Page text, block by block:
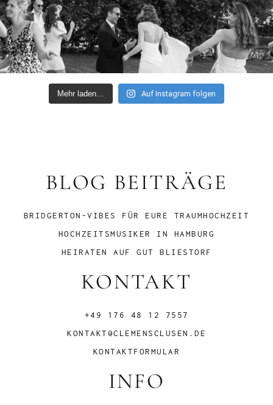
Mehr laden… Auf Instagram folgen
BLOG BEITRÄGE
BRIDGERTON-VIBES FÜR EURE TRAUMHOCHZEIT
HOCHZEITSMUSIKER IN HAMBURG
HEIRATEN AUF GUT BLIESTORF
KONTAKT
+49 176 48 12 7557
KONTAKT@CLEMENSCLUSEN.DE
KONTAKTFORMULAR
INFO